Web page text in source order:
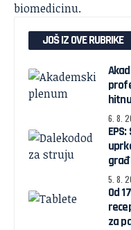
biomedicinu.
JOŠ IZ OVE RUBRIKE
6. 8.
5. 8.
Od
za